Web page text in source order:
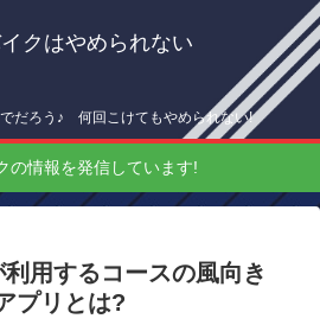
クはやめられない
だろう♪ 何回こけてもやめられない!
の情報を発信しています!
用するコースの風向き
プリとは?